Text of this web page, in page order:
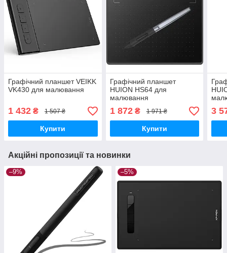
Графічний планшет VEIKK
VK430 для малювання
1 432 ₴ 1 507 ₴
Купити
Графічний планшет
HUION HS64 для
малювання
1 872₴ 1 971 ₴
Купити
3
Акційні пропозиції та новинки
–9% –5%